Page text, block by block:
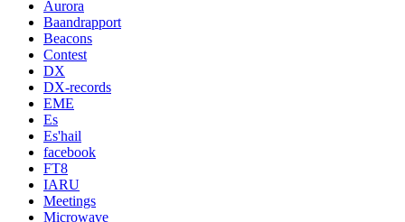
Aurora
Baandrapport
Beacons
Contest
DX
DX-records
EME
Es
Es'hail
facebook
FT8
IARU
Meetings
Microwave